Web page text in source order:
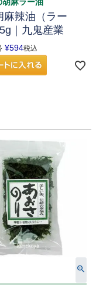
胡麻ラー油
麻辣油（ラー
｜九鬼産業
¥594税込